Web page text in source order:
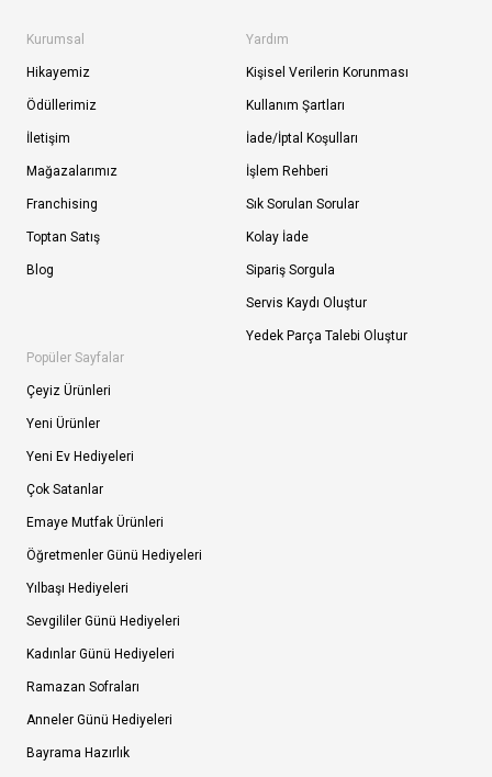
Kurumsal
Hikayemiz
Ödüllerimiz
İletişim
Mağazalarımız
Franchising
Toptan Satış
Blog
Yardım
Kişisel Verilerin Korunması
Kullanım Şartları
İade/İptal Koşulları
İşlem Rehberi
Sık Sorulan Sorular
Kolay İade
Sipariş Sorgula
Servis Kaydı Oluştur
Yedek Parça Talebi Oluştur
Popüler Sayfalar
Çeyiz Ürünleri
Yeni Ürünler
Yeni Ev Hediyeleri
Çok Satanlar
Emaye Mutfak Ürünleri
Öğretmenler Günü Hediyeleri
Yılbaşı Hediyeleri
Sevgililer Günü Hediyeleri
Kadınlar Günü Hediyeleri
Ramazan Sofraları
Anneler Günü Hediyeleri
Bayrama Hazırlık